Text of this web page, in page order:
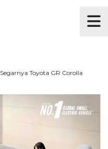
Segarnya Toyota GR Corolla